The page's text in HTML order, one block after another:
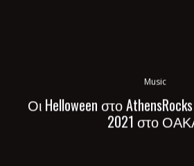
Music
Οι Helloween στο
2021 στο